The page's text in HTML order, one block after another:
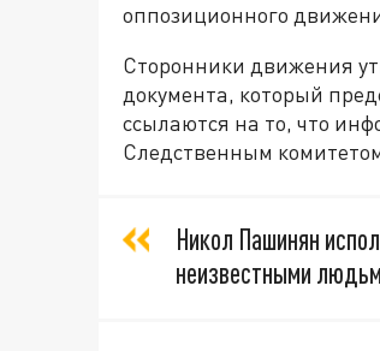
оппозиционного
Сторонники движения
документа, который
ссылаются на то, что
Следственным
Никол Пашинян
неизвестными